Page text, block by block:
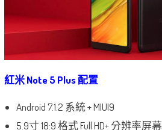
紅米 Note 5 Plus 配置
Android 7.1.2 系統 + MIUI9
5.9寸 18:9 格式 Full HD+ 分辨率屏幕